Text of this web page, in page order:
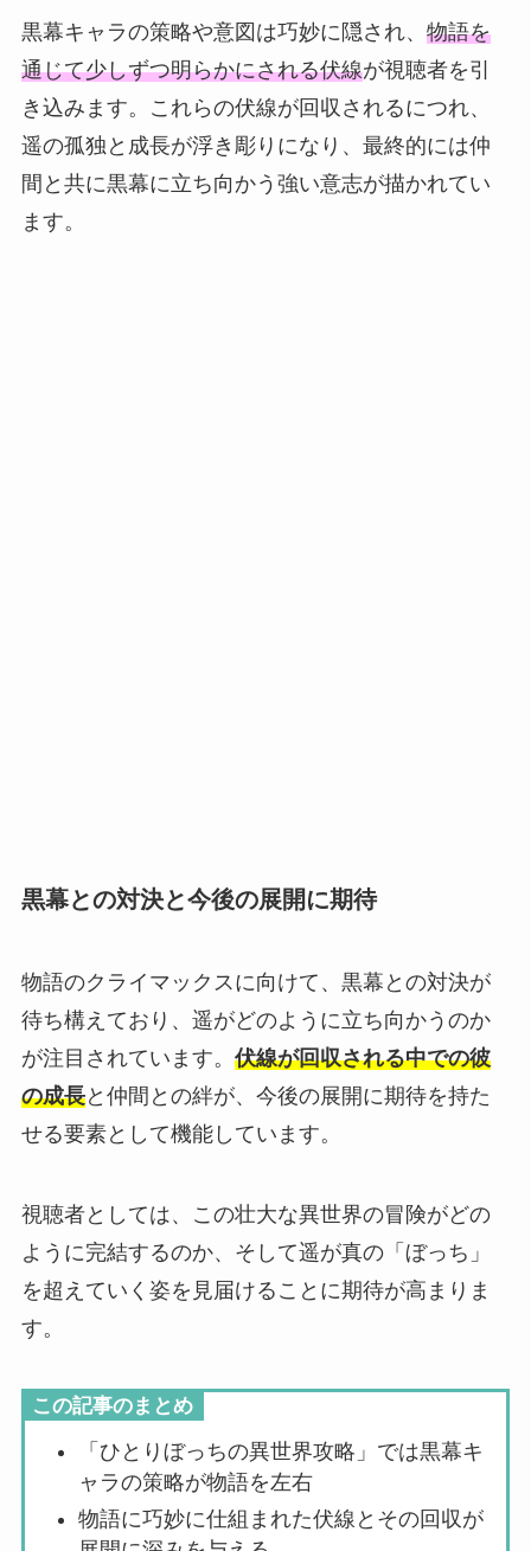
黒幕キャラの策略や意図は巧妙に隠され、 物語を
通じて少しずつ明らかにされる伏線が視聴者を引
き込みます。これらの伏線が回収されるにつれ、
遥の孤独と成長が浮き彫りになり、最終的には仲
間と共に黒幕に立ち向かう強い意志が描かれてい
ます。
黒幕との対決と今後の展開に期待
物語のクライマックスに向けて、黒幕との対決が
待ち構えており、遥がどのように立ち向かうのか
が注目されています。 伏線が回収される中での彼
の成長と仲間との絆が、今後の展開に期待を持た
せる要素として機能しています。
視聴者としては、この壮大な異世界の冒険がどの
ように完結するのか、そして遥が真の「ぼっち」
を超えていく姿を見届けることに期待が高まりま
す。
この記事のまとめ
「ひとりぼっちの異世界攻略」では黒幕キ
ャラの策略が物語を左右
物語に巧妙に仕組まれた伏線とその回収が